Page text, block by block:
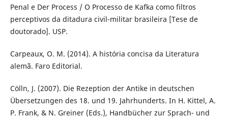
Penal e Der Process / O Processo de Kafka como filtros
perceptivos da ditadura civil-militar brasileira [Tese de
doutorado]. USP.
Carpeaux, O. M. (2014). A história concisa da Literatura
alemã. Faro Editorial.
Cölln, J. (2007). Die Rezeption der Antike in deutschen
Übersetzungen des 18. und 19. Jahrhunderts. In H. Kittel, A.
P. Frank, & N. Greiner (Eds.), Handbücher zur Sprach- und